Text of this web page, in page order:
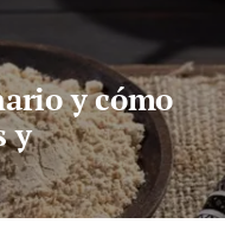
y cómo
y